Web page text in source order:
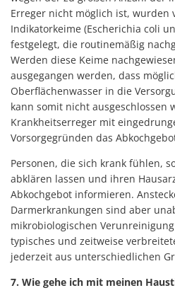
Erreger nicht möglich ist, wurden
Indikatorkeime (Escherichia coli
festgelegt, die routinemäßig
Werden diese Keime
ausgegangen werden, dass
Oberflächenwasser in die
kann somit nicht ausgeschlossen
Krankheitserreger mit
Vorsorgegründen das
Personen, die sich krank fühlen,
abklären lassen und ihren
Abkochgebot informieren.
Darmerkrankungen sind aber
mikrobiologischen
typisches und zeitweise
jederzeit aus unterschiedlichen
7. Wie gehe ich mit meinen